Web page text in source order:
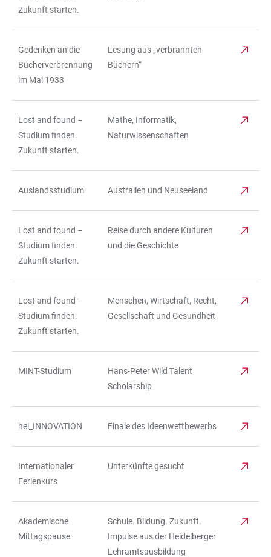
Zukunft starten.
Gedenken an die
Bücherverbrennung
im Mai 1933
Lesung aus „verbrannten
Büchern“
Lost and found –
Studium finden.
Zukunft starten.
Mathe, Informatik,
Naturwissenschaften
Auslandsstudium Australien und Neuseeland
Lost and found –
Studium finden.
Zukunft starten.
Reise durch andere Kulturen
und die Geschichte
Lost and found –
Studium finden.
Zukunft starten.
Menschen, Wirtschaft, Recht,
Gesellschaft und Gesundheit
MINT-Studium
Hans-Peter Wild Talent
Scholarship
hei_INNOVATION Finale des Ideenwettbewerbs
Internationaler
Ferienkurs
Unterkünfte gesucht
Akademische
Mittagspause
Schule. Bildung. Zukunft.
Impulse aus der Heidelberger
Lehramtsausbildung